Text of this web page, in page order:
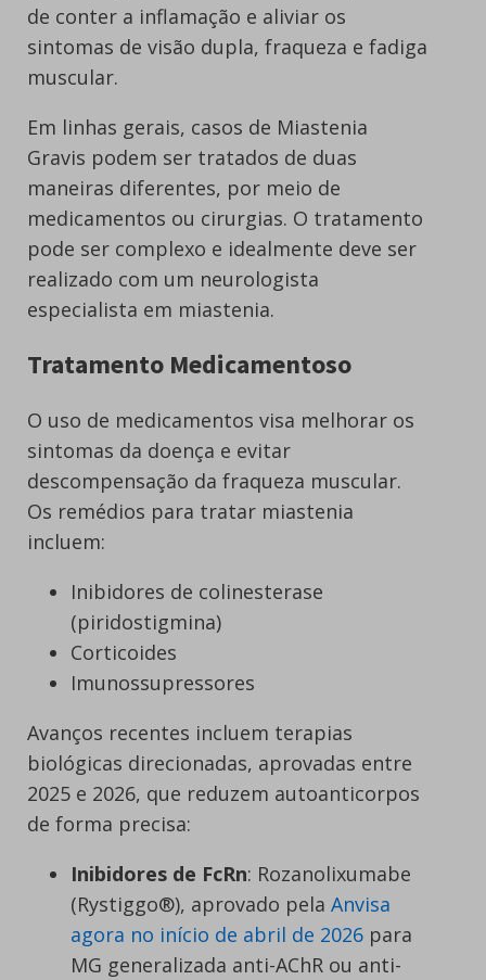
de conter a inflamação e aliviar os
sintomas de visão dupla, fraqueza e fadiga
muscular.
Em linhas gerais, casos de Miastenia
Gravis podem ser tratados de duas
maneiras diferentes, por meio de
medicamentos ou cirurgias. O tratamento
pode ser complexo e idealmente deve ser
realizado com um neurologista
especialista em miastenia.
Tratamento Medicamentoso
O uso de medicamentos visa melhorar os
sintomas da doença e evitar
descompensação da fraqueza muscular.
Os remédios para tratar miastenia
incluem:
Inibidores de colinesterase
(piridostigmina)
Corticoides
Imunossupressores
Avanços recentes incluem terapias
biológicas direcionadas, aprovadas entre
2025 e 2026, que reduzem autoanticorpos
de forma precisa:
Inibidores de FcRn: Rozanolixumabe
(Rystiggo®), aprovado pela Anvisa
agora no início de abril de 2026 para
MG generalizada anti-AChR ou anti-